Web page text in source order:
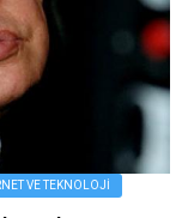
VE TEKNOLOJI